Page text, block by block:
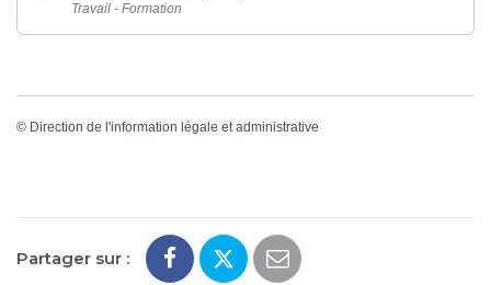
Travail - Formation
© Direction de l'information légale et administrative
Partager sur :